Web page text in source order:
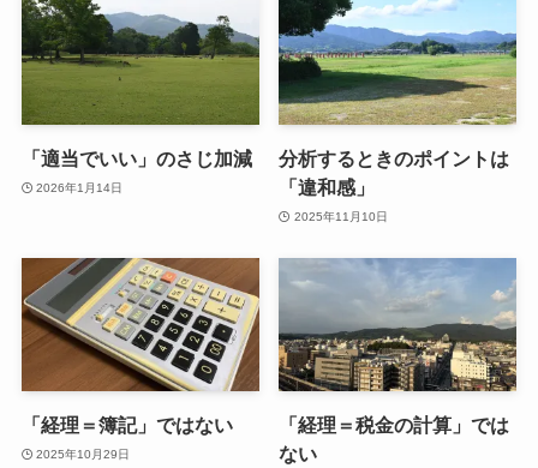
「適当でいい」のさじ加減
2026年1月14日
分析するときのポイントは
「違和感」
2025年11月10日
「経理＝簿記」ではない
2025年10月29日
「経理＝税金の計算」では
ない